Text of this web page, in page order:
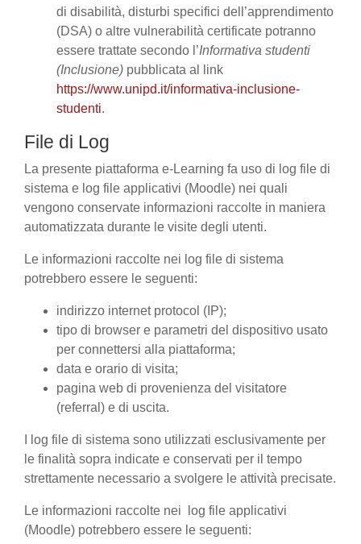
di disabilità, disturbi specifici dell’apprendimento
(DSA) o altre vulnerabilità certificate potranno
essere trattate secondo l’Informativa studenti
(Inclusione) pubblicata al link
https://www.unipd.it/informativa-inclusione-
studenti.
File di Log
La presente piattaforma e-Learning fa uso di log file di
sistema e log file applicativi (Moodle) nei quali
vengono conservate informazioni raccolte in maniera
automatizzata durante le visite degli utenti.
Le informazioni raccolte nei log file di sistema
potrebbero essere le seguenti:
indirizzo internet protocol (IP);
tipo di browser e parametri del dispositivo usato
per connettersi alla piattaforma;
data e orario di visita;
pagina web di provenienza del visitatore
(referral) e di uscita.
I log file di sistema sono utilizzati esclusivamente per
le finalità sopra indicate e conservati per il tempo
strettamente necessario a svolgere le attività precisate.
Le informazioni raccolte nei log file applicativi
(Moodle) potrebbero essere le seguenti: